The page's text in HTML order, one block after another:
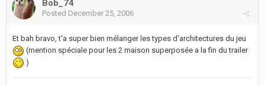
Bob_74
Posted December 25, 2006
Et bah bravo, t'a super bien mélanger les types d'architectures du jeu
(mention spéciale pour les 2 maison superposée a la fin du trailer
)